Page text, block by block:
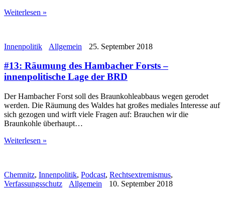
Weiterlesen »
Innenpolitik Allgemein 25. September 2018
#13: Räumung des Hambacher Forsts –
innenpolitische Lage der BRD
Der Hambacher Forst soll des Braunkohleabbaus wegen gerodet
werden. Die Räumung des Waldes hat großes mediales Interesse auf
sich gezogen und wirft viele Fragen auf: Brauchen wir die
Braunkohle überhaupt…
Weiterlesen »
Chemnitz, Innenpolitik, Podcast, Rechtsextremismus,
Verfassungsschutz
Allgemein 10. September 2018